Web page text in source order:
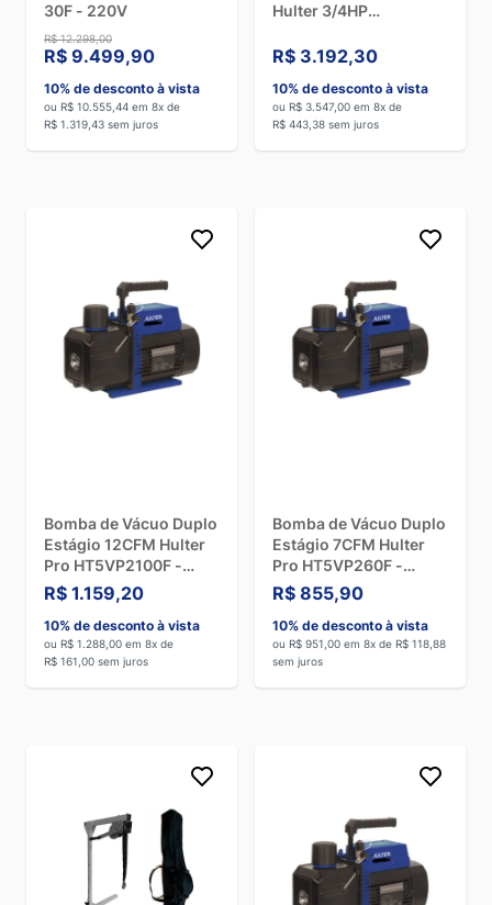
30F - 220V
R$ 12.298,00
R$ 9.499,90
10% de desconto à vista
ou R$ 10.555,44 em 8x de
R$ 1.319,43 sem juros
Hulter 3/4HP
Bivolt
R$ 3.192,30
10% de desconto à vista
ou R$ 3.547,00 em 8x de
R$ 443,38 sem juros
Bomba de Vácuo Duplo
Estágio 12CFM Hulter
Pro HT5VP2100F -
Bivolt
R$ 1.159,20
10% de desconto à vista
ou R$ 1.288,00 em 8x de
R$ 161,00 sem juros
Bomba de Vácuo Duplo
Estágio 7CFM Hulter
Pro HT5VP260F -
Bivolt
R$ 855,90
10% de desconto à vista
ou R$ 951,00 em 8x de R$ 118,88
sem juros